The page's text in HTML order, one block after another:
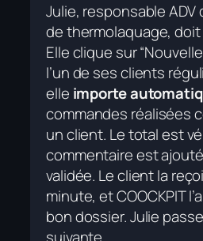
Julie, responsable ADV
de thermolaquage,
Elle clique sur
l’un de ses clients
elle importe
commandes réalisées
un client. Le total est
commentaire est
validée. Le client la
minute, et COOCKPIT
bon dossier. Julie